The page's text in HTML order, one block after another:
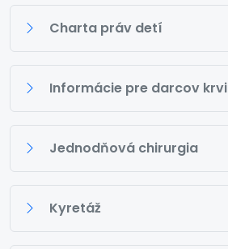
Charta práv detí
Informácie pre darcov krvi
Jednodňová chirurgia
Kyretáž